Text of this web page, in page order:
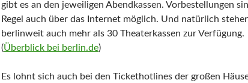
gibt es an den jeweiligen Abendkassen. Vorbestellungen
Regel auch über das Internet möglich. Und natürlich
berlinweit auch mehr als 30 Theaterkassen zur Verfügung.
(Überblick bei berlin.de)
Es lohnt sich auch bei den Tickethotlines der großen